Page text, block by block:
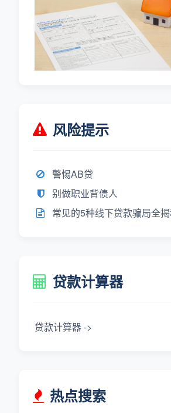
风险提示
警惕AB贷
别做职业背债人
常见的5种线下贷款骗局全
贷款计算器
贷款计算器 ->
热点搜索